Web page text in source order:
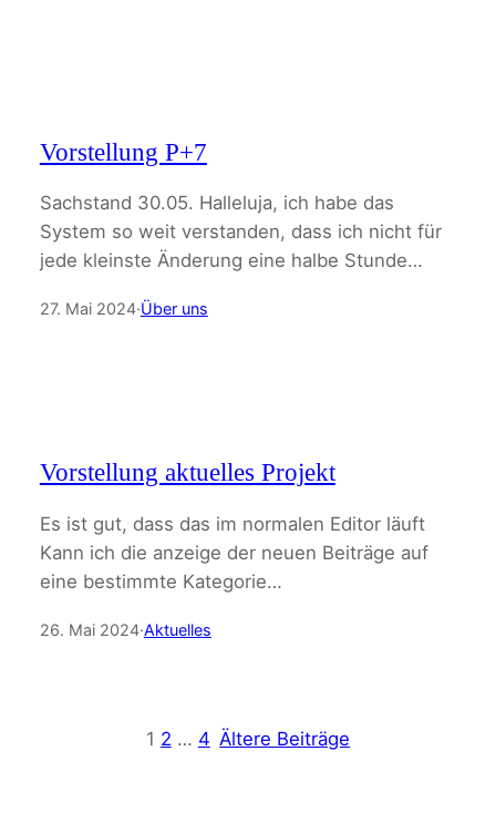
Vorstellung P+7
Sachstand 30.05. Halleluja, ich habe das
System so weit verstanden, dass ich nicht für
jede kleinste Änderung eine halbe Stunde…
27. Mai 2024·Über uns
Vorstellung aktuelles Projekt
Es ist gut, dass das im normalen Editor läuft
Kann ich die anzeige der neuen Beiträge auf
eine bestimmte Kategorie…
26. Mai 2024·Aktuelles
1 2 … 4 Ältere Beiträge